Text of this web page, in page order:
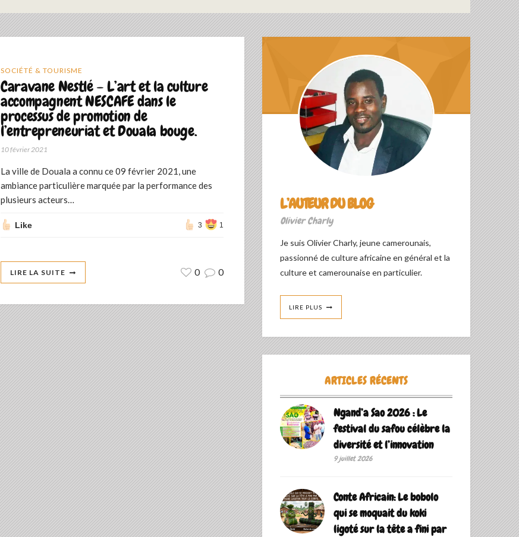
SOCIÉTÉ & TOURISME
Caravane Nestlé – L’art et la culture
accompagnent NESCAFE dans le
processus de promotion de
l’entrepreneuriat et Douala bouge.
10 février 2021
La ville de Douala a connu ce 09 février 2021, une
ambiance particulière marquée par la performance des
plusieurs acteurs…
Like 3 1
LIRE LA SUITE 0 0
L’AUTEUR DU BLOG
Olivier Charly
Je suis Olivier Charly, jeune camerounais,
passionné de culture africaine en général et la
culture et camerounaise en particulier.
LIRE PLUS
ARTICLES RÉCENTS
Ngand’a Sao 2026 : Le
festival du safou célèbre la
diversité et l’innovation
9 juillet 2026
Conte Africain: Le bobolo
qui se moquait du koki
ligoté sur la tête a fini par